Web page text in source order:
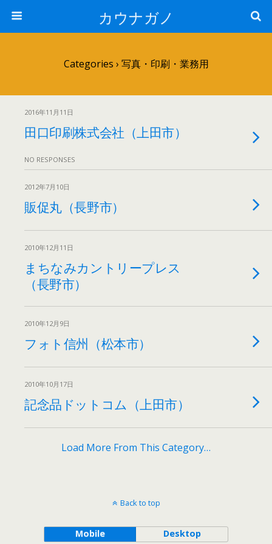
カウナガノ
Categories › 写真・印刷・業務用
2016年11月11日
田口印刷株式会社（上田市）
NO RESPONSES
2012年7月10日
販促丸（長野市）
2010年12月11日
まちなみカントリープレス
（長野市）
2010年12月9日
フォト信州（松本市）
2010年10月17日
記念品ドットコム（上田市）
Load More From This Category…
Back to top
Mobile Desktop